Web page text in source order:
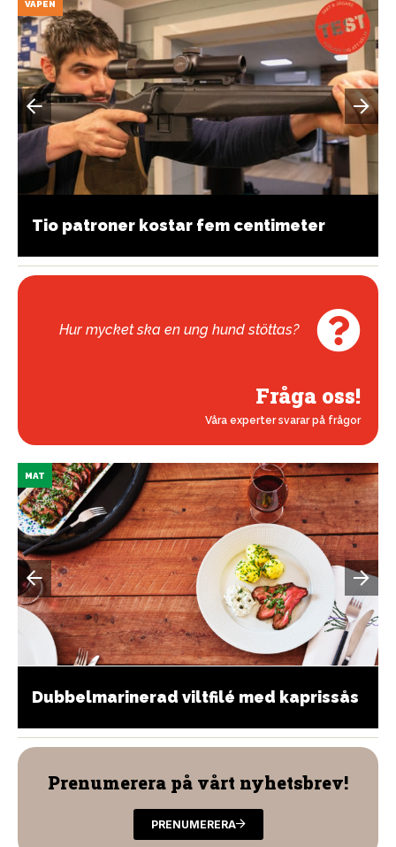
VAPEN
Tio patroner kostar fem centimeter
Hur mycket ska en ung hund stöttas?
Fråga oss!
Våra experter svarar på frågor
MAT
Dubbelmarinerad viltfilé med kaprissås
Prenumerera på vårt nyhetsbrev!
PRENUMERERA